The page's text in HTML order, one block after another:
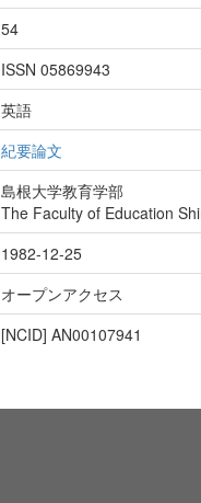
54
ISSN 05869943
英語
紀要論文
島根大学教育学部
The Faculty of Education
1982-12-25
オープンアクセス
[NCID] AN00107941